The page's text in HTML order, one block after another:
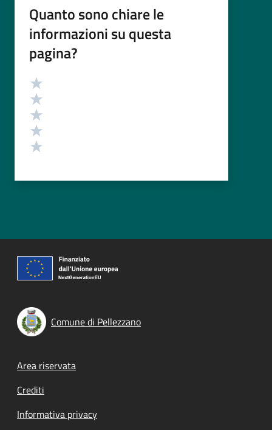
Quanto sono chiare le
informazioni su questa
pagina?
Valutazione
Comune di Pellezzano
Footer menu
Area riservata
Crediti
Informativa privacy